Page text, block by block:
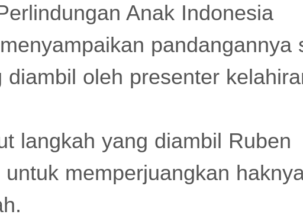
Anak Indonesia
pandangannya
oleh presenter
langkah yang diambil Ruben
memperjuangkan